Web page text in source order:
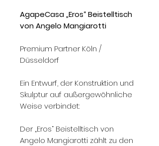
AgapeCasa „Eros“ Beistelltisch
von Angelo Mangiarotti
Premium Partner Köln /
Düsseldorf
Ein Entwurf, der Konstruktion und
Skulptur auf außergewöhnliche
Weise verbindet:
Der „Eros“ Beistelltisch von
Angelo Mangiarotti zählt zu den